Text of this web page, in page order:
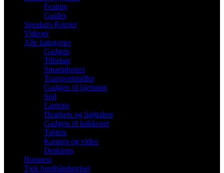
Feature
Guides
Speakers Korner
Videoer
Alle kategorier
Gadgets
Tilbehør
Smartphones
Transportmidler
Gadgets til hjemmet
Spil
Laptops
Headsets og højttalere
Gadgets til køkkenet
Tablets
Kamera og video
Desktops
Business
Tjek bredbåndspriser